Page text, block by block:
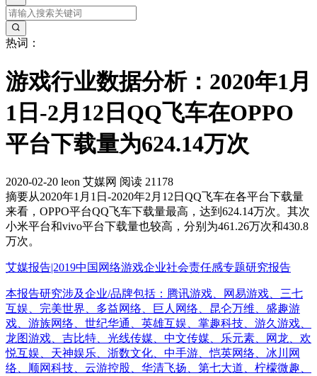
热词：
游戏行业数据分析：2020年1月
1日-2月12日QQ飞车在OPPO
平台下载量为624.14万次
2020-02-20 leon 艾媒网 阅读 21178
摘要从2020年1月1日-2020年2月12日QQ飞车在各平台下载量
来看，OPPO平台QQ飞车下载量最高，达到624.14万次。其次
小米平台和vivo平台下载量也较高，分别为461.26万次和430.8
万次。
艾媒报告|2019中国网络游戏企业社会责任感专题研究报告
本报告研究涉及企业/品牌包括：腾讯游戏、网易游戏、三七
互娱、完美世界、多益网络、巨人网络、昆仑万维、盛趣游
戏、游族网络、世纪华通、英雄互娱、掌趣科技、游久游戏、
龙图游戏、吉比特、光线传媒、中文传媒、乐元素、网龙、欢
悦互娱、天神娱乐、浙数文化、中手游、恺英网络、冰川网
络、顺网科技、云游控股、华清飞扬、第七大道、柠檬微趣、